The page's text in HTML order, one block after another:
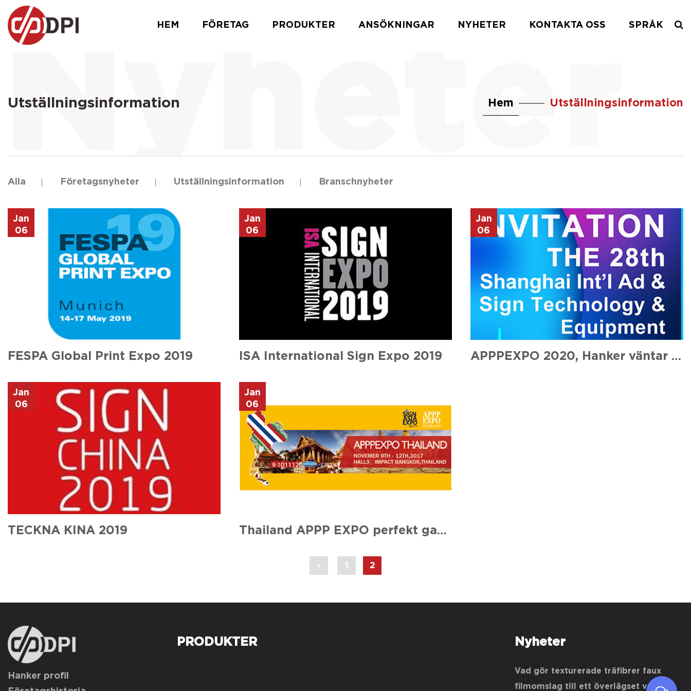
HEM FÖRETAG PRODUKTER ANSÖKNINGAR NYHETER KONTAKTA OSS SPRÅK
Utställningsinformation Hem Utställningsinformation
Alla Företagsnyheter Utställningsinformation Branschnyheter
Jan
06
FESPA Global Print Expo 2019
Jan
06
ISA International Sign Expo 2019
Jan
06
APPPEXPO 2020, Hanker väntar på dig i Shanghai!
Jan
06
TECKNA KINA 2019
Jan
06
Thailand APPP EXPO perfekt gardinsamtal
‹ 1 2
Hanker profil
PRODUKTER Nyheter
Vad gör texturerade träfibrer faux
filmomslag till ett överlägset val för